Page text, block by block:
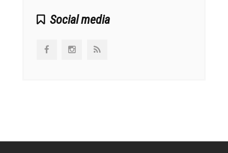
Social media